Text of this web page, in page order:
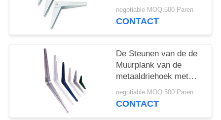
Muursteun 8-14 van de
Staaldriehoek“ koud
negotiable MOQ:500 Paren
CONTACT
De Steunen van de de
Muurplank van de
metaaldriehoek met
Verschillende Kleuren 3
" X4“ de Grootte - van
negotiable MOQ:500 Paren
CONTACT